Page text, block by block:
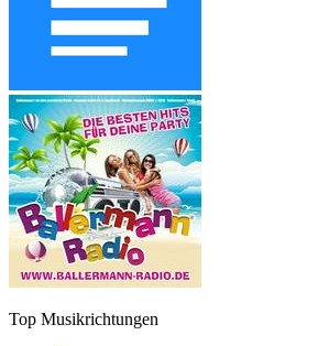
Top Musikrichtungen